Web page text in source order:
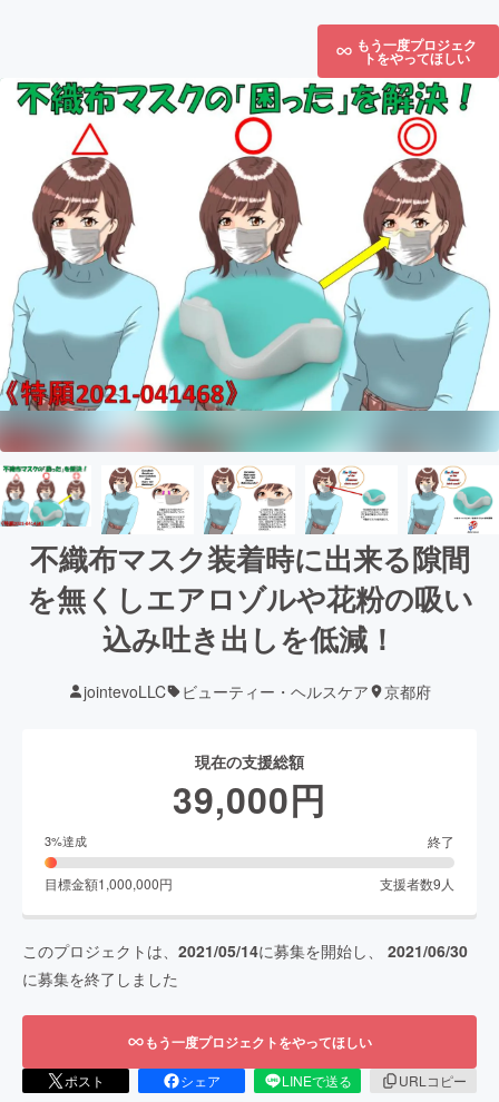
もう一度プロジェク
トをやってほしい
不織布マスク装着時に出来る隙間
を無くしエアロゾルや花粉の吸い
込み吐き出しを低減！
jointevoLLC ビューティー・ヘルスケア 京都府
現在の支援総額
39,000円
3%達成 終了
目標金額1,000,000円 支援者数9 人
このプロジェクトは、 2021/05/14に募集を開始し、 2021/06/30
に募集を終了しました
もう一度プロジェクトをやってほしい
ポスト シェア LINEで送る
URLコピー